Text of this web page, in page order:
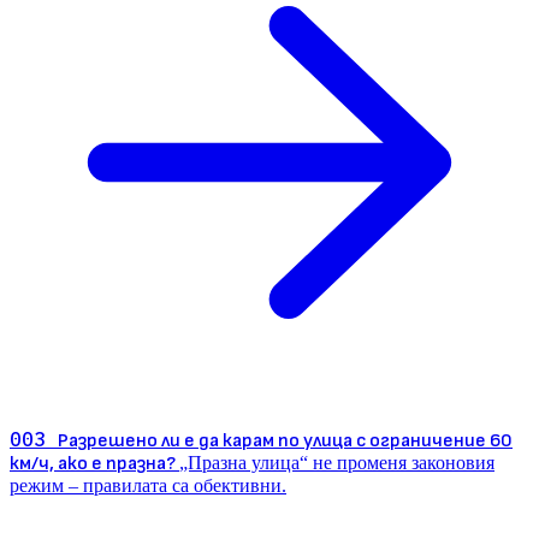
003 Разрешено ли е да карам по улица с ограничение 60
км/ч, ако е празна? „Празна улица“ не променя законовия
режим – правилата са обективни.